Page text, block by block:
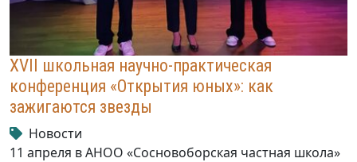
XVII школьная научно-практическая
конференция «Открытия юных»: как
зажигаются звезды
Новости
11 апреля в АНОО «Сосновоборская частная школа»